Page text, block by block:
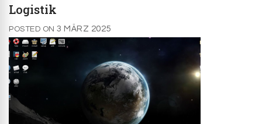
Logistik
POSTED ON 3 MÄRZ 2025